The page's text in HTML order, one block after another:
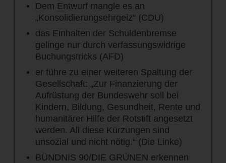
Dem Entwurf mangle es an
„Konsolidierungsehrgeiz“ (CDU)
das Einhalten der Schuldenbremse
gelinge nur durch verfassungswidrige
Buchungstricks (AFD)
er führe zu einer weiteren Spaltung der
Gesellschaft: „Zur Finanzierung der
Aufrüstung der Bundeswehr soll bei
Kindern, Bildung, Gesundheit, Rente und
humanitärer Hilfe der Rotstift angesetzt
werden. All diese Kürzungen sind
unsozial und nicht nötig.“ (Die Linke)
BÜNDNIS 90/DIE GRÜNEN erkennen